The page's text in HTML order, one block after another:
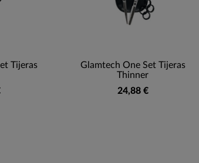
Tijeras
Glamtech One Set Tijeras
Thinner
24,88 €